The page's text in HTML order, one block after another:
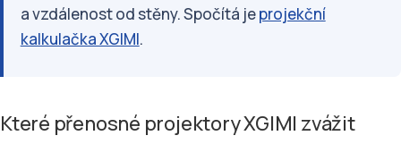
a vzdálenost od stěny. Spočítá jeprojekční
kalkulačka XGIMI.
Které přenosné projektory XGIMI zvážit